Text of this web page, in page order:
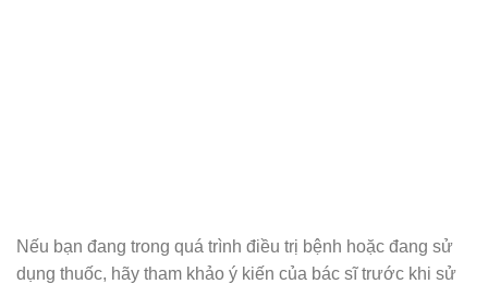
Nếu bạn đang trong quá trình điều trị bệnh hoặc đang sử
dụng thuốc, hãy tham khảo ý kiến của bác sĩ trước khi sử